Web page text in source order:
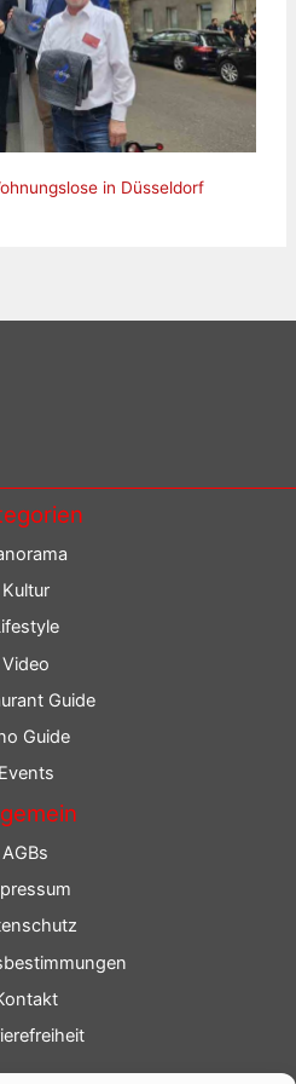
in Düsseldorf
Kultur
Video
Guide
Guide
Events
AGBs